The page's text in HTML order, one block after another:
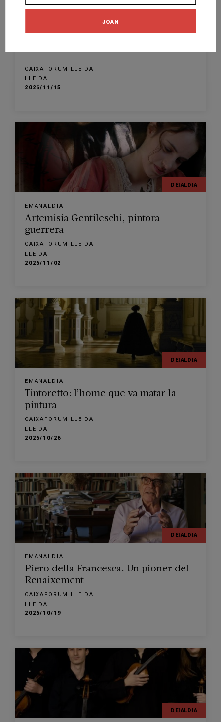
JOAN
DEIALDIA
CAIXAFORUM LLEIDA
LLEIDA
2026/11/15
DEIALDIA
EMANALDIA
Artemisia Gentileschi, pintora
guerrera
CAIXAFORUM LLEIDA
LLEIDA
2026/11/02
DEIALDIA
EMANALDIA
Tintoretto: l’home que va matar la
pintura
CAIXAFORUM LLEIDA
LLEIDA
2026/10/26
DEIALDIA
EMANALDIA
Piero della Francesca. Un pioner del
Renaixement
CAIXAFORUM LLEIDA
LLEIDA
2026/10/19
DEIALDIA